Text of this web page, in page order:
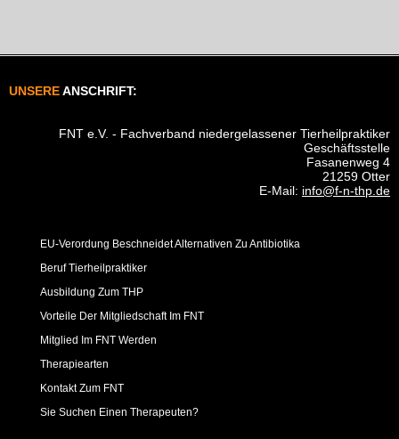
UNSEREANSCHRIFT:
FNT e.V. - Fachverband niedergelassener Tierheilpraktiker
Geschäftsstelle
Fasanenweg 4
21259 Otter
E-Mail: info@f-n-thp.de
EU-Verordung Beschneidet Alternativen Zu Antibiotika
Beruf Tierheilpraktiker
Ausbildung Zum THP
Vorteile Der Mitgliedschaft Im FNT
Mitglied Im FNT Werden
Therapiearten
Kontakt Zum FNT
Sie Suchen Einen Therapeuten?